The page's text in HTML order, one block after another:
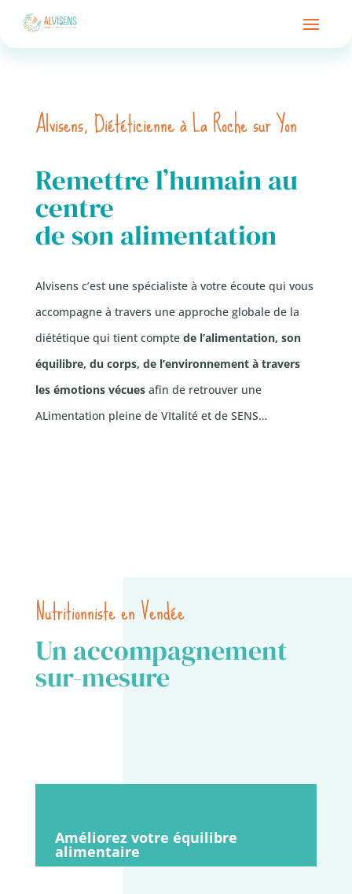
Alvisens, Diététicienne à La Roche sur Yon
Remettre l’humain au
centre
de son alimentation
Alvisens c’est une spécialiste à votre écoute qui vous
accompagne à travers une approche globale de la
diététique qui tient compte de l’alimentation, son
équilibre, du corps, de l’environnement à travers
les émotions vécuesafin de retrouver une
ALimentation pleine de VItalité et de SENS…
Nutritionniste en Vendée
Un accompagnement
sur-mesure
Améliorez votre équilibre
alimentaire